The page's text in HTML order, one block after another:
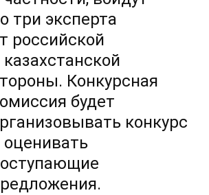
три эксперта
российской
казахстанской
Конкурсная
будет
конкурс
оценивать